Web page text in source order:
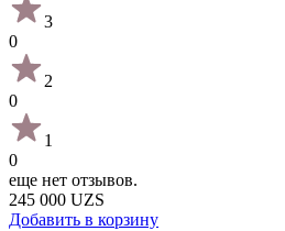
3
0
2
0
1
0
еще нет отзывов.
245 000 UZS
Добавить в корзину